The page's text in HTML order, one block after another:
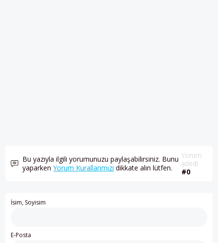
Bu yazıyla ilgili yorumunuzu paylaşabilirsiniz. Bunu
yaparkenYorum Kurallarımızı dikkate alın lütfen.
Yorum
adedi
#0
İsim, Soyisim
E-Posta